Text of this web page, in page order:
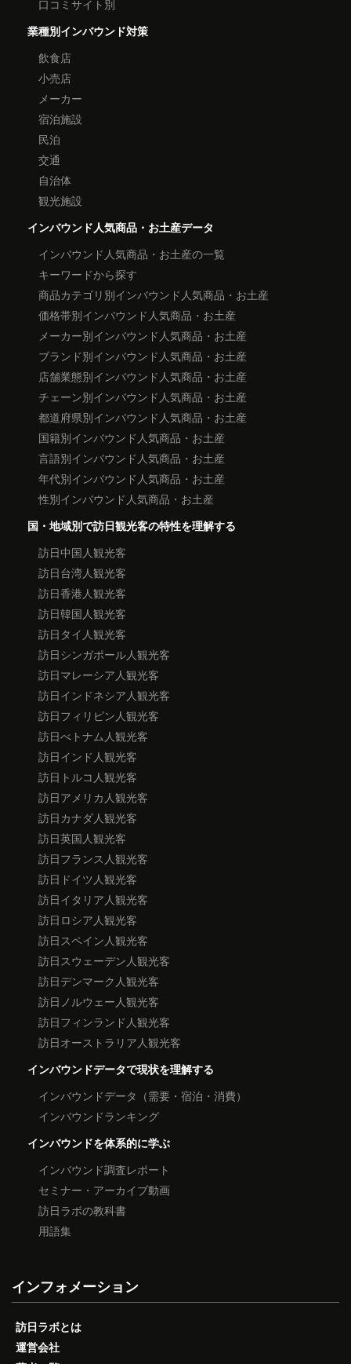
口コミサイト別
業種別インバウンド対策
飲食店
小売店
メーカー
宿泊施設
民泊
交通
自治体
観光施設
インバウンド人気商品・お土産データ
インバウンド人気商品・お土産の一覧
キーワードから探す
商品カテゴリ別インバウンド人気商品・お土産
価格帯別インバウンド人気商品・お土産
メーカー別インバウンド人気商品・お土産
ブランド別インバウンド人気商品・お土産
店舗業態別インバウンド人気商品・お土産
チェーン別インバウンド人気商品・お土産
都道府県別インバウンド人気商品・お土産
国籍別インバウンド人気商品・お土産
言語別インバウンド人気商品・お土産
年代別インバウンド人気商品・お土産
性別インバウンド人気商品・お土産
国・地域別で訪日観光客の特性を理解する
訪日中国人観光客
訪日台湾人観光客
訪日香港人観光客
訪日韓国人観光客
訪日タイ人観光客
訪日シンガポール人観光客
訪日マレーシア人観光客
訪日インドネシア人観光客
訪日フィリピン人観光客
訪日べトナム人観光客
訪日インド人観光客
訪日トルコ人観光客
訪日アメリカ人観光客
訪日カナダ人観光客
訪日英国人観光客
訪日フランス人観光客
訪日ドイツ人観光客
訪日イタリア人観光客
訪日ロシア人観光客
訪日スペイン人観光客
訪日スウェーデン人観光客
訪日デンマーク人観光客
訪日ノルウェー人観光客
訪日フィンランド人観光客
訪日オーストラリア人観光客
インバウンドデータで現状を理解する
インバウンドデータ（需要・宿泊・消費）
インバウンドランキング
インバウンドを体系的に学ぶ
インバウンド調査レポート
セミナー・アーカイブ動画
訪日ラボの教科書
用語集
インフォメーション
訪日ラボとは
運営会社